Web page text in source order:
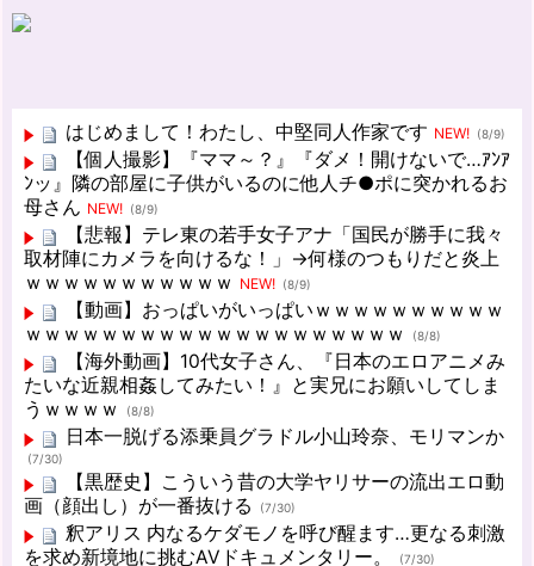
はじめまして！わたし、中堅同人作家です NEW! (8/9)
【個人撮影】『ママ～？』『ダメ！開けないで…ｱﾝｱ
ﾝッ』隣の部屋に子供がいるのに他人チ●ポに突かれるお
母さん NEW! (8/9)
【悲報】テレ東の若手女子アナ「国民が勝手に我々
取材陣にカメラを向けるな！」→何様のつもりだと炎上
ｗｗｗｗｗｗｗｗｗｗｗ NEW! (8/9)
【動画】おっぱいがいっぱいｗｗｗｗｗｗｗｗｗｗ
ｗｗｗｗｗｗｗｗｗｗｗｗｗｗｗｗｗｗｗｗ
(8/8)
【海外動画】10代女子さん、『日本のエロアニメみ
たいな近親相姦してみたい！』と実兄にお願いしてしま
うｗｗｗｗ
(8/8)
日本一脱げる添乗員グラドル小山玲奈、モリマンか
(7/30)
【黒歴史】こういう昔の大学ヤリサーの流出エロ動
画（顔出し）が一番抜ける
(7/30)
釈アリス 内なるケダモノを呼び醒ます…更なる刺激
を求め新境地に挑むAVドキュメンタリー。
(7/30)